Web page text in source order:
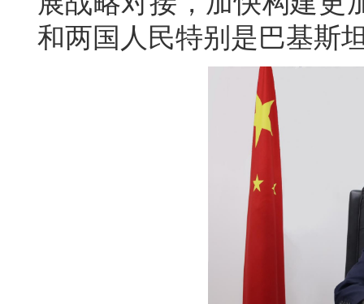
和两国人民特别是巴基斯